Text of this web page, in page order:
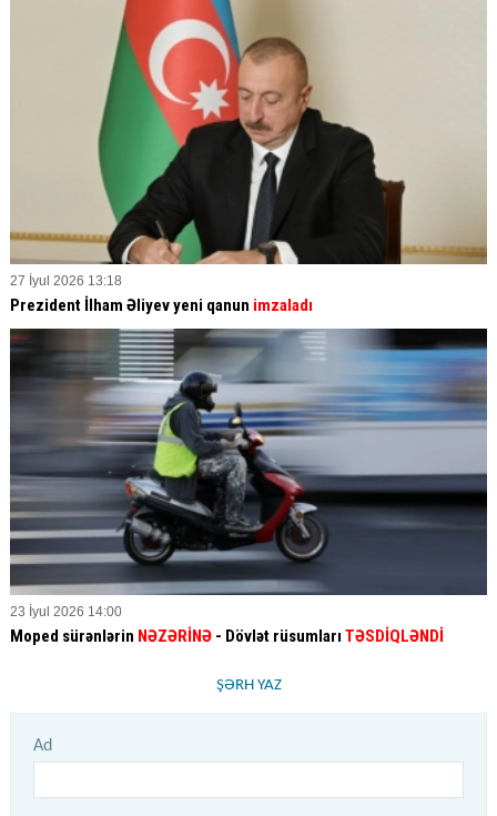
27 İyul 2026 13:18
Prezident İlham Əliyev yeni qanun imzaladı
23 İyul 2026 14:00
Moped sürənlərin NƏZƏRİNƏ - Dövlət rüsumları TƏSDİQLƏNDİ
ŞƏRH YAZ
Ad